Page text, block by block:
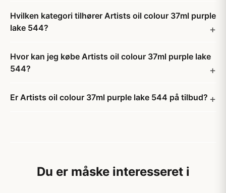
Hvilken kategori tilhører Artists oil colour 37ml purple
lake 544?
Hvor kan jeg købe Artists oil colour 37ml purple lake
544?
Er Artists oil colour 37ml purple lake 544 på tilbud?
Du er måske interesseret i